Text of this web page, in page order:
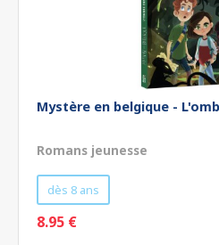
Mystère en belgique -
Romans jeunesse
dès 8 ans
8.95 €